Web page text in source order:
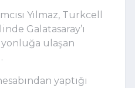
Yılmaz, Turkcell
Galatasaray’ı
ulaşan
yaptığı